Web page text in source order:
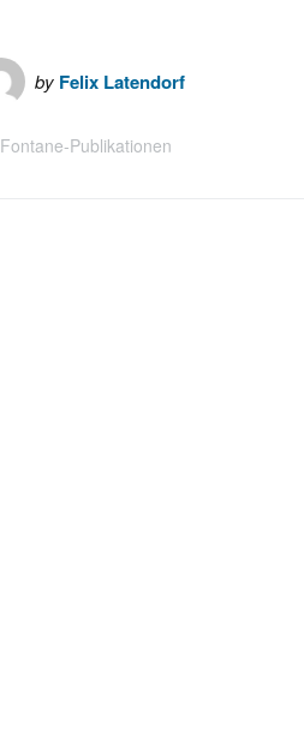
by Felix Latendorf
Fontane-Publikationen